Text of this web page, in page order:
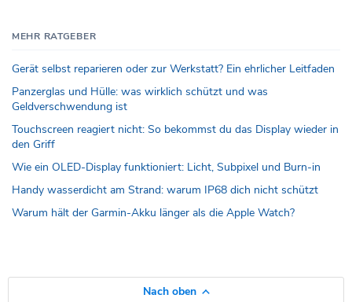
MEHR RATGEBER
Gerät selbst reparieren oder zur Werkstatt? Ein ehrlicher Leitfaden
Panzerglas und Hülle: was wirklich schützt und was
Geldverschwendung ist
Touchscreen reagiert nicht: So bekommst du das Display wieder in
den Griff
Wie ein OLED-Display funktioniert: Licht, Subpixel und Burn-in
Handy wasserdicht am Strand: warum IP68 dich nicht schützt
Warum hält der Garmin-Akku länger als die Apple Watch?
Nach oben